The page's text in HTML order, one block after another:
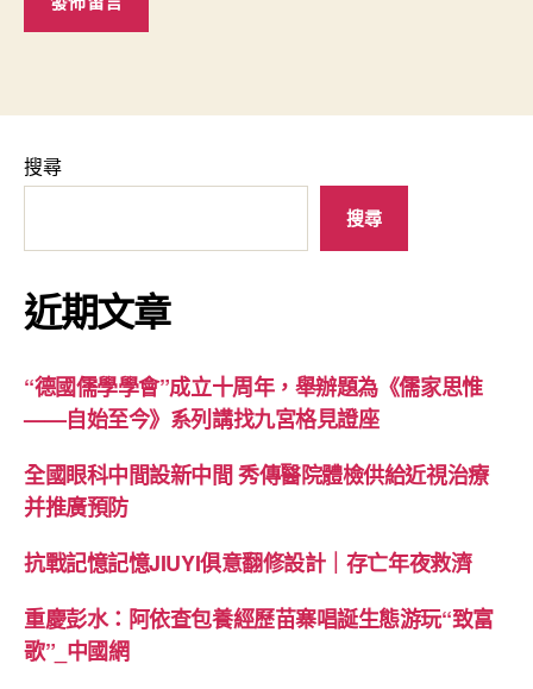
搜尋
搜尋
近期文章
“德國儒學學會”成立十周年，舉辦題為《儒家思惟
——自始至今》系列講找九宮格見證座
全國眼科中間設新中間 秀傳醫院體檢供給近視治療
并推廣預防
抗戰記憶記憶JIUYI俱意翻修設計｜存亡年夜救濟
重慶彭水：阿依查包養經歷苗寨唱誕生態游玩“致富
歌”_中國網